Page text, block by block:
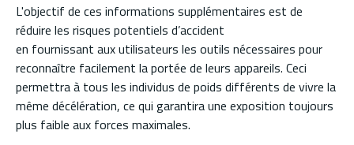
L'objectif de ces informations supplémentaires est de
réduire les risques potentiels d’accident
en fournissant aux utilisateurs les outils nécessaires pour
reconnaître facilement la portée de leurs appareils. Ceci
permettra à tous les individus de poids différents de vivre la
même décélération, ce qui garantira une exposition toujours
plus faible aux forces maximales.